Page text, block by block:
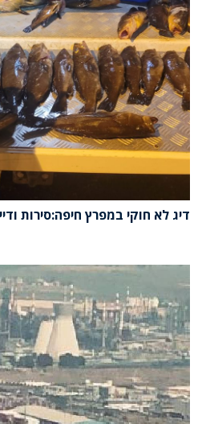
דיג לא חוקי במפרץ חיפה:סירות